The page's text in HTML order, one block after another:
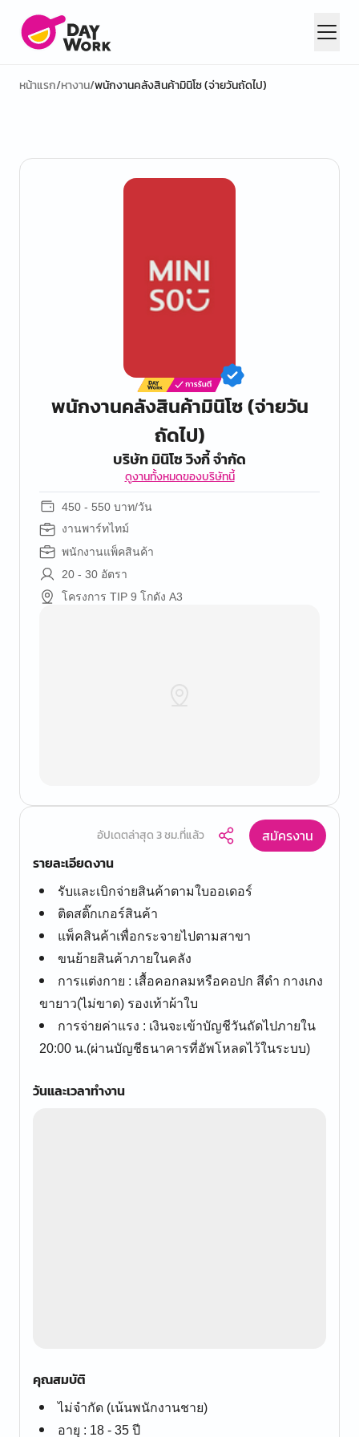
หน้าแรก/หางาน/พนักงานคลังสินค้ามินิโซ (จ่ายวันถัดไป)
พนักงานคลังสินค้ามินิโซ (จ่ายวัน
ถัดไป)
บริษัท มินิโซ วิงกี้ จำกัด
ดูงานทั้งหมดของบริษัทนี้
450 - 550 บาท/วัน
งานพาร์ทไทม์
พนักงานแพ็คสินค้า
20 - 30 อัตรา
โครงการ TIP 9 โกดัง A3
อัปเดตล่าสุด 3 ชม.ที่แล้ว
สมัครงาน
รายละเอียดงาน
รับและเบิกจ่ายสินค้าตามใบออเดอร์
ติดสติ๊กเกอร์สินค้า
แพ็คสินค้าเพื่อกระจายไปตามสาขา
ขนย้ายสินค้าภายในคลัง
การแต่งกาย : เสื้อคอกลมหรือคอปก สีดำ กางเกง
ขายาว(ไม่ขาด) รองเท้าผ้าใบ
การจ่ายค่าแรง : เงินจะเข้าบัญชีวันถัดไปภายใน
20:00 น.(ผ่านบัญชีธนาคารที่อัพโหลดไว้ในระบบ)
วันและเวลาทำงาน
คุณสมบัติ
ไม่จำกัด (เน้นพนักงานชาย)
อายุ : 18 - 35 ปี